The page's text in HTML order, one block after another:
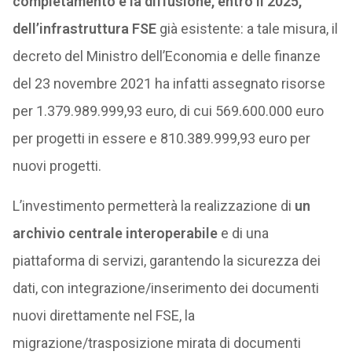
dell’infrastruttura FSEgià esistente: a tale misura, il
decreto del Ministro dell’Economia e delle finanze
del 23 novembre 2021 ha infatti assegnato risorse
per 1.379.989.999,93 euro, di cui 569.600.000 euro
per progetti in essere e 810.389.999,93 euro per
nuovi progetti.
L’investimento permetterà la realizzazione di un
archivio centrale interoperabilee di una
piattaforma di servizi, garantendo la sicurezza dei
dati, con integrazione/inserimento dei documenti
nuovi direttamente nel FSE, la
migrazione/trasposizione mirata di documenti